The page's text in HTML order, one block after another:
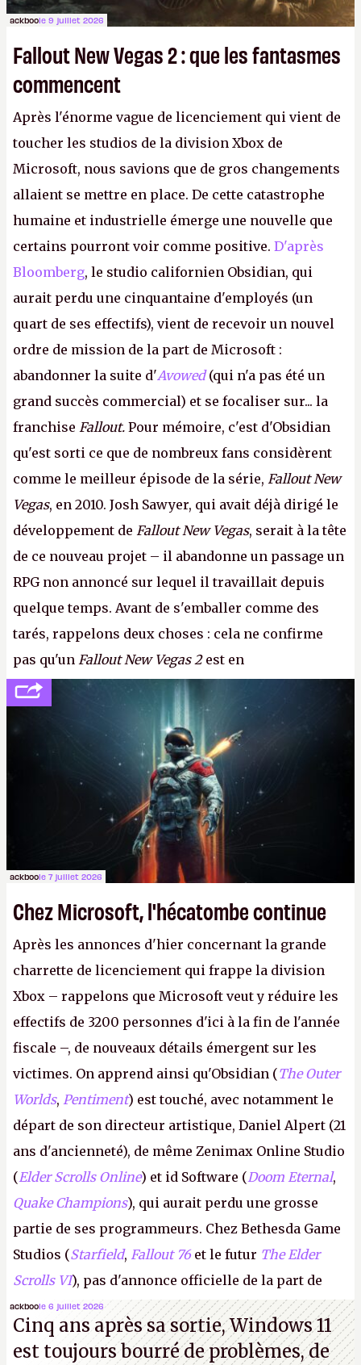
ackboole 9 juillet 2026
Fallout New Vegas 2 : que les fantasmes
commencent
Après l'énorme vague de licenciement qui vient de
toucher les studios de la division Xbox de
Microsoft, nous savions que de gros changements
allaient se mettre en place. De cette catastrophe
humaine et industrielle émerge une nouvelle que
certains pourront voir comme positive. D'après
Bloomberg, le studio californien Obsidian, qui
aurait perdu une cinquantaine d'employés (un
quart de ses effectifs), vient de recevoir un nouvel
ordre de mission de la part de Microsoft :
abandonner la suite d'Avowed(qui n'a pas été un
grand succès commercial) et se focaliser sur... la
franchise Fallout. Pour mémoire, c'est d'Obsidian
qu'est sorti ce que de nombreux fans considèrent
comme le meilleur épisode de la série, Fallout New
Vegas, en 2010. Josh Sawyer, qui avait déjà dirigé le
développement de Fallout New Vegas, serait à la tête
de ce nouveau projet – il abandonne un passage un
RPG non annoncé sur lequel il travaillait depuis
quelque temps. Avant de s'emballer comme des
tarés, rappelons deux choses : cela ne confirme
pas qu'un Fallout New Vegas 2est en
développement (pour ce que l'on sait, ils bossent
peut-être sur
Fallout Football ou
Fallout vs. Les
Lapins Crétins) et l'Obsidian d'aujourd'hui n'est plus
le même studio qu'il y a 15 ans. Mais bon, OK, on
peut commencer à fantasmer.A.
ackboole 7 juillet 2026
Chez Microsoft, l'hécatombe continue
Après les annonces d'hier concernant la grande
charrette de licenciement qui frappe la division
Xbox – rappelons que Microsoft veut y réduire les
effectifs de 3200 personnes d'ici à la fin de l'année
fiscale –, de nouveaux détails émergent sur les
victimes. On apprend ainsi qu'Obsidian (The Outer
Worlds, Pentiment) est touché, avec notamment le
départ de son directeur artistique, Daniel Alpert (21
ans d'ancienneté), de même Zenimax Online Studio
(Elder Scrolls Online) et id Software (Doom Eternal,
Quake Champions), qui aurait perdu une grosse
partie de ses programmeurs. Chez Bethesda Game
Studios (Starfield, Fallout 76 et le futur The Elder
Scrolls VI), pas d'annonce officielle de la part de
Microsoft, mais le syndicat des employés confirme
de nombreux licenciements.A.
ackboole 6 juillet 2026
Cinq ans après sa sortie, Windows 11
est toujours bourré de problèmes, de